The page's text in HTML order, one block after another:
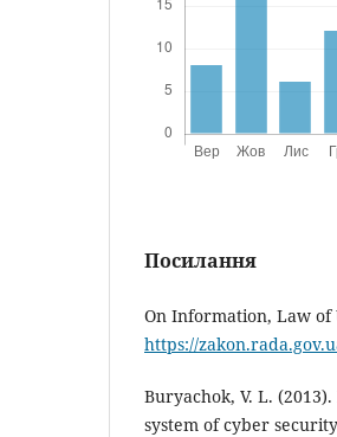
Посилання
On Information, Law of
https://
Buryachok, V. L.
system of cyber